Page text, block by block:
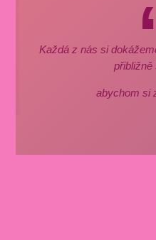
Každá z nás si
přibližně
abychom si